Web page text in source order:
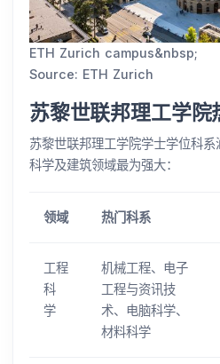
ETH Zurich campus&nbsp;
Source: ETH Zurich
苏黎世联邦理工学院
苏黎世联邦理工学院学士学位科
科学及建筑领域最为强大：
领域 热门科系
工程
科
学
机械工程、电子
工程与资讯技
术、电脑科学、
材料科学